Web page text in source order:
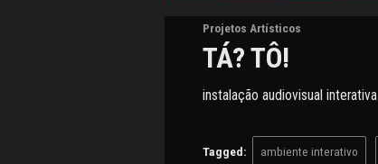
Projetos Artísticos
TÁ? TÔ!
instalação audiovisual interativa
Tagged: ambiente interativo